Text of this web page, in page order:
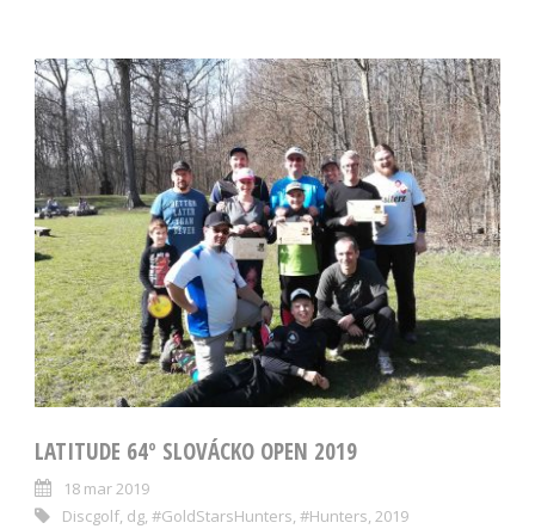
LATITUDE 64º SLOVÁCKO OPEN 2019
18 mar 2019
Discgolf, dg, #GoldStarsHunters, #Hunters, 2019